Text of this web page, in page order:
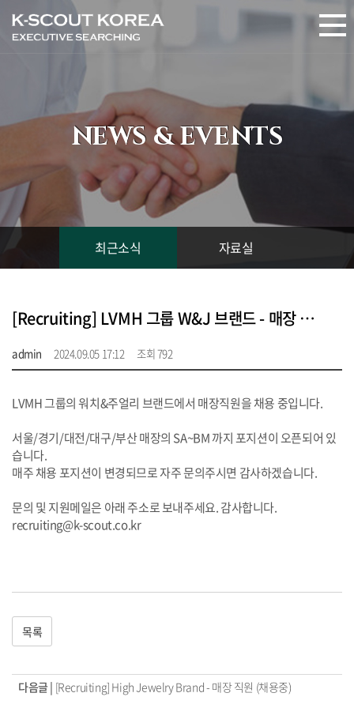
NEWS & EVENTS
최근소식 자료실
[Recruiting] LVMH 그룹 W&J 브랜드 - 매장 직원 (채용중)
admin 2024.09.05 17:12 조회 792
LVMH 그룹의 워치&주얼리 브랜드에서 매장직원을 채용 중입니다.
서울/경기/대전/대구/부산 매장의 SA~BM 까지 포지션이 오픈되어 있
습니다.
매주 채용 포지션이 변경되므로 자주 문의주시면 감사하겠습니다.
문의 및 지원메일은 아래 주소로 보내주세요. 감사합니다.
recruiting@k-scout.co.kr
목록
다음글 | [Recruiting] High Jewelry Brand - 매장 직원 (채용중)